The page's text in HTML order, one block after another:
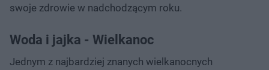
swoje zdrowie w nadchodzącym roku.
Woda i jajka - Wielkanoc
Jednym z najbardziej znanych wielkanocnych